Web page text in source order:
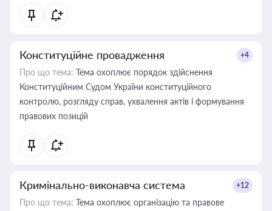
Конституційне провадження +4
Про що тема: Тема охоплює порядок здійснення
Конституційним Судом України конституційного
контролю, розгляду справ, ухвалення актів і формування
правових позицій
Кримінально-виконавча система +12
Про що тема: Тема охоплює організацію та правове